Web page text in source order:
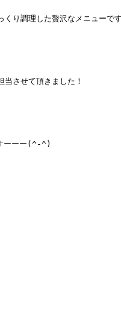
くり調理した贅沢なメニューで
させて頂きました！
ーーー(^-^)